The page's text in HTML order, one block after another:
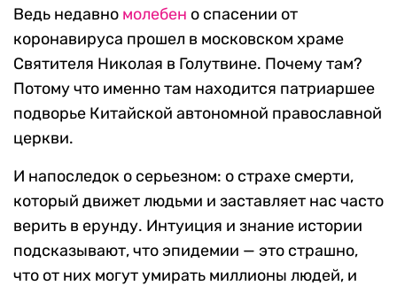
Ведь недавно молебен о спасении от
коронавируса прошел в московском храме
Святителя Николая в Голутвине. Почему там?
Потому что именно там находится патриаршее
подворье Китайской автономной православной
церкви.
И напоследок о серьезном: о страхе смерти,
который движет людьми и заставляет нас часто
верить в ерунду. Интуиция и знание истории
подсказывают, что эпидемии — это страшно,
что от них могут умирать миллионы людей, и